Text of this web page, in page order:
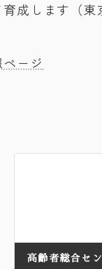
成します（
ージ